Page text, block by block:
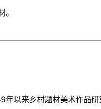
。
以来乡村题材美术作品研